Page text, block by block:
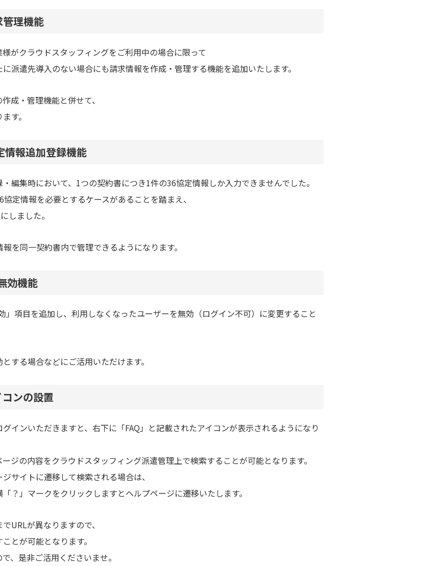
理機能
がクラウドスタッフィングをご利用中の場合に限って
派遣先導入のない場合にも請求情報を作成・管理する機能を追加いたします。
成・管理機能と併せて、
す。
情報追加登録機能
編集時において、 1つの契約書につき1件の36協定情報しか入力できませんでした。
協定情報を必要とするケースがあることを踏まえ、
しました。
報を同一契約書内で管理できるようになります。
効機能
項目を追加し、 利用しなくなったユーザーを無効（ログイン不可）に変更すること
する場合などにご活用いただけます。
ンの設置
インいただきますと、 右下に「FAQ」と記載されたアイコンが表示されるようになり
ジの内容をクラウドスタッフィング派遣管理上で検索することが可能となります。
サイトに遷移して検索される場合は、
？」マークをクリックしますとヘルプページに遷移いたします。
URLが異なりますので、
とが可能となります。
、是非ご活用くださいませ。